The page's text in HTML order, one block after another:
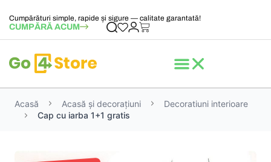
Cumpărături simple, rapide și sigure — calitate garantată!
CUMPĂRĂ ACUM
Acasă Acasă și decorațiuni
Decoratiuni interioare
Cap cu iarba 1+1 gratis